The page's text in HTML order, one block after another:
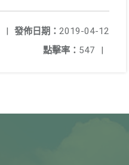
發佈日期： 2019-04-12
|
點擊率： 547 |